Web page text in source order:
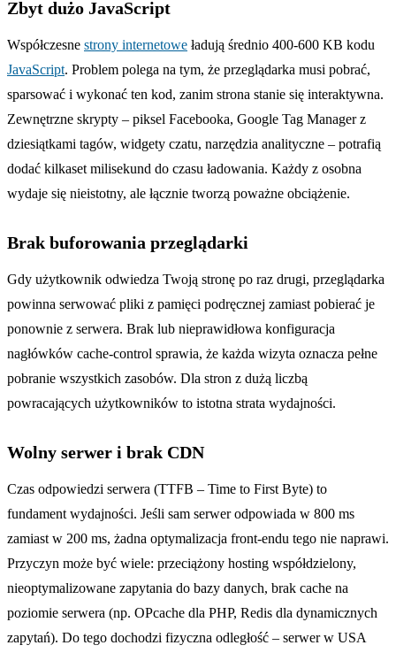
Zbyt dużo JavaScript
Współczesne strony internetowe ładują średnio 400-600 KB kodu
JavaScript. Problem polega na tym, że przeglądarka musi pobrać,
sparsować i wykonać ten kod, zanim strona stanie się interaktywna.
Zewnętrzne skrypty – piksel Facebooka, Google Tag Manager z
dziesiątkami tagów, widgety czatu, narzędzia analityczne – potrafią
dodać kilkaset milisekund do czasu ładowania. Każdy z osobna
wydaje się nieistotny, ale łącznie tworzą poważne obciążenie.
Brak buforowania przeglądarki
Gdy użytkownik odwiedza Twoją stronę po raz drugi, przeglądarka
powinna serwować pliki z pamięci podręcznej zamiast pobierać je
ponownie z serwera. Brak lub nieprawidłowa konfiguracja
nagłówków cache-control sprawia, że każda wizyta oznacza pełne
pobranie wszystkich zasobów. Dla stron z dużą liczbą
powracających użytkowników to istotna strata wydajności.
Wolny serwer i brak CDN
Czas odpowiedzi serwera (TTFB – Time to First Byte) to
fundament wydajności. Jeśli sam serwer odpowiada w 800 ms
zamiast w 200 ms, żadna optymalizacja front-endu tego nie naprawi.
Przyczyn może być wiele: przeciążony hosting współdzielony,
nieoptymalizowane zapytania do bazy danych, brak cache na
poziomie serwera (np. OPcache dla PHP, Redis dla dynamicznych
zapytań). Do tego dochodzi fizyczna odległość – serwer w USA